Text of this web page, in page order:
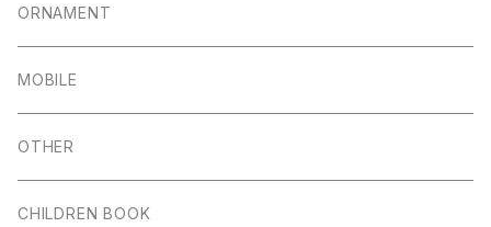
ORNAMENT
MOBILE
OTHER
CHILDREN BOOK